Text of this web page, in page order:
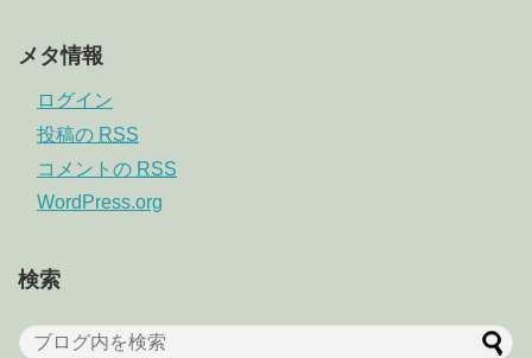
メタ情報
ログイン
投稿の RSS
コメントの RSS
WordPress.org
検索